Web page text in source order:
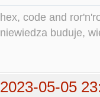
hex, code and
niewiedza buduje,
2023-05-05